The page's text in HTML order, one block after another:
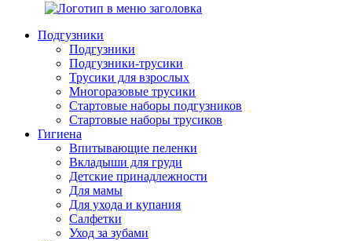
Подгузники
Подгузники
Подгузники-трусики
Трусики для взрослых
Многоразовые трусики
Стартовые наборы подгузников
Стартовые наборы трусиков
Гигиена
Впитывающие пеленки
Вкладыши для груди
Детские принадлежности
Для мамы
Для ухода и купания
Салфетки
Уход за зубами